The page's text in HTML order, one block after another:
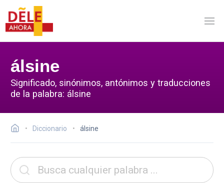
álsine
Significado, sinónimos, antónimos y traducciones
de la palabra: álsine
Diccionario álsine